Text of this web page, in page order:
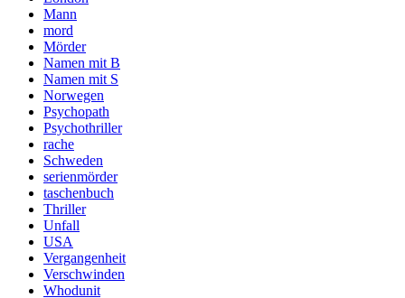
Mann
mord
Mörder
Namen mit B
Namen mit S
Norwegen
Psychopath
Psychothriller
rache
Schweden
serienmörder
taschenbuch
Thriller
Unfall
USA
Vergangenheit
Verschwinden
Whodunit